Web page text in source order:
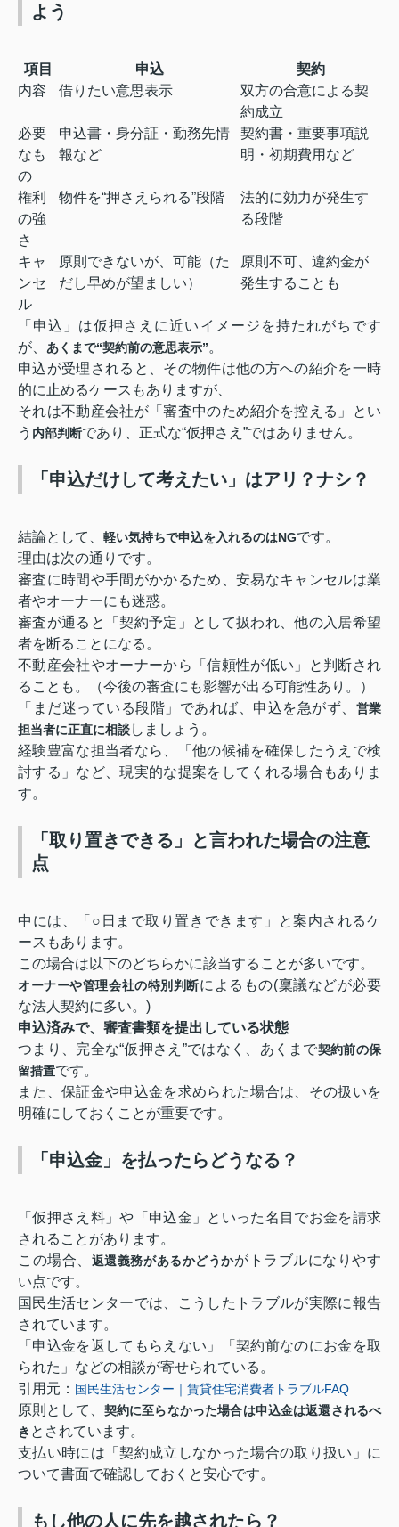
よう
項目 申込
契約
内容
借りたい意思表示
双方の合意による契
約成立
必要
なも
の
申込書・身分証・勤務先情
報など
契約書・重要事項説
明・初期費用など
権利
の強
さ
物件を“押さえられる”段階
法的に効力が発生す
る段階
キャ
ンセ
ル
原則できないが、可能（た
だし早めが望ましい）
原則不可、違約金が
発生することも
「申込」は仮押さえに近いイメージを持たれがちです
が、 あくまで“契約前の意思表示”。
申込が受理されると、その物件は他の方への紹介を一時
的に止めるケースもありますが、
それは不動産会社が「審査中のため紹介を控える」とい
う 内部判断であり、正式な“仮押さえ”ではありません。
「申込だけして考えたい」はアリ？ナシ？
結論として、 軽い気持ちで申込を入れるのはNGです。
理由は次の通りです。
審査に時間や手間がかかるため、安易なキャンセルは業
者やオーナーにも迷惑。
審査が通ると「契約予定」として扱われ、他の入居希望
者を断ることになる。
不動産会社やオーナーから「信頼性が低い」と判断され
ることも。（今後の審査にも影響が出る可能性あり。）
「まだ迷っている段階」であれば、申込を急がず、 営業
担当者に正直に相談しましょう。
経験豊富な担当者なら、「他の候補を確保したうえで検
討する」など、現実的な提案をしてくれる場合もありま
す。
「取り置きできる」と言われた場合の注意
点
中には、「○日まで取り置きできます」と案内されるケ
ースもあります。
この場合は以下のどちらかに該当することが多いです。
オーナーや管理会社の特別判断によるもの(稟議などが必要
な法人契約に多い。)
申込済みで、審査書類を提出している状態
つまり、完全な“仮押さえ”ではなく、あくまで契約前の保
留措置です。
また、保証金や申込金を求められた場合は、その扱いを
明確にしておくことが重要です。
「申込金」を払ったらどうなる？
「仮押さえ料」や「申込金」といった名目でお金を請求
されることがあります。
この場合、 返還義務があるかどうかがトラブルになりやす
い点です。
国民生活センターでは、こうしたトラブルが実際に報告
されています。
「申込金を返してもらえない」「契約前なのにお金を取
られた」などの相談が寄せられている。
引用元： 国民生活センター｜賃貸住宅消費者トラブルFAQ
原則として、 契約に至らなかった場合は申込金は返還されるべ
き とされています。
支払い時には「契約成立しなかった場合の取り扱い」に
ついて書面で確認しておくと安心です。
もし他の人に先を越されたら？